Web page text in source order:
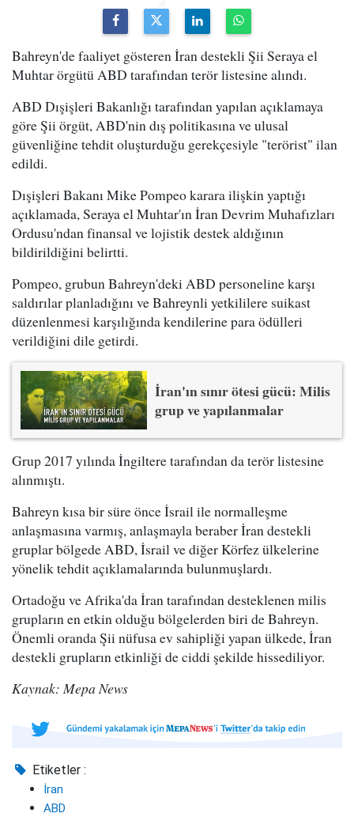
Bahreyn'de faaliyet gösteren İran destekli Şii Seraya el
Muhtar örgütü ABD tarafından terör listesine alındı.
ABD Dışişleri Bakanlığı tarafından yapılan açıklamaya
göre Şii örgüt, ABD'nin dış politikasına ve ulusal
güvenliğine tehdit oluşturduğu gerekçesiyle "terörist" ilan
edildi.
Dışişleri Bakanı Mike Pompeo karara ilişkin yaptığı
açıklamada, Seraya el Muhtar'ın İran Devrim Muhafızları
Ordusu'ndan finansal ve lojistik destek aldığının
bildirildiğini belirtti.
Pompeo, grubun Bahreyn'deki ABD personeline karşı
saldırılar planladığını ve Bahreynli yetkililere suikast
düzenlenmesi karşılığında kendilerine para ödülleri
verildiğini dile getirdi.
İran'ın sınır ötesi gücü: Milis
grup ve yapılanmalar
Grup 2017 yılında İngiltere tarafından da terör listesine
alınmıştı.
Bahreyn kısa bir süre önce İsrail ile normalleşme
anlaşmasına varmış, anlaşmayla beraber İran destekli
gruplar bölgede ABD, İsrail ve diğer Körfez ülkelerine
yönelik tehdit açıklamalarında bulunmuşlardı.
Ortadoğu ve Afrika'da İran tarafından desteklenen milis
grupların en etkin olduğu bölgelerden biri de Bahreyn.
Önemli oranda Şii nüfusa ev sahipliği yapan ülkede, İran
destekli grupların etkinliği de ciddi şekilde hissediliyor.
Kaynak: Mepa News
Etiketler :
İran
ABD